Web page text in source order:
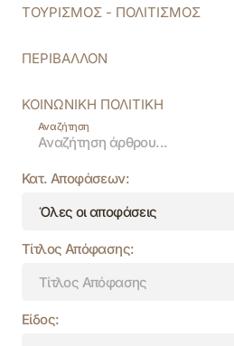
ΤΟΥΡΙΣΜΟΣ - ΠΟΛΙΤΙΣΜΟΣ
ΠΕΡΙΒΑΛΛΟΝ
ΚΟΙΝΩΝΙΚΗ ΠΟΛΙΤΙΚΗ
Αναζήτηση
Κατ. Αποφάσεων:
Τίτλος Απόφασης:
Είδος: